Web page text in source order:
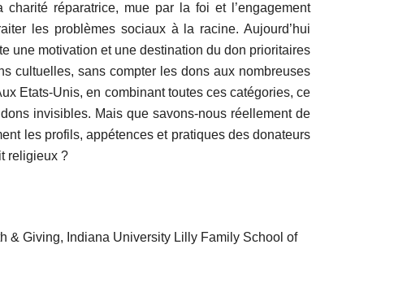
réparatrice, mue par la foi et l’engagement
les problèmes sociaux à la racine. Aujourd’hui
une motivation et une destination du don prioritaires
cultuelles, sans compter les dons aux nombreuses
Etats-Unis, en combinant toutes ces catégories, ce
invisibles. Mais que savons-nous réellement de
les profils, appétences et pratiques des donateurs
religieux ?
& Giving, Indiana University Lilly Family School of